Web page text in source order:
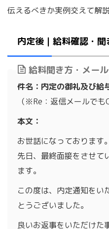
伝えるべきか実例交えて解
内定後｜給料確認・
給料聞き方・メー
件名：内定の御礼及び給
（※Re：返信メールでも
本文：
お世話になっております。
先日、最終面接をさせて
ます。
この度は、内定通知をい
とうございました。
良いお返事をいただけた